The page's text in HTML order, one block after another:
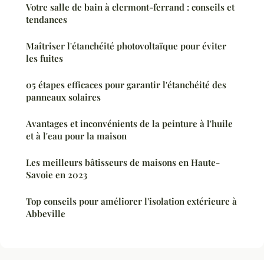
Votre salle de bain à clermont-ferrand : conseils et
tendances
Maîtriser l'étanchéité photovoltaïque pour éviter
les fuites
05 étapes efficaces pour garantir l'étanchéité des
panneaux solaires
Avantages et inconvénients de la peinture à l'huile
et à l'eau pour la maison
Les meilleurs bâtisseurs de maisons en Haute-
Savoie en 2023
Top conseils pour améliorer l'isolation extérieure à
Abbeville